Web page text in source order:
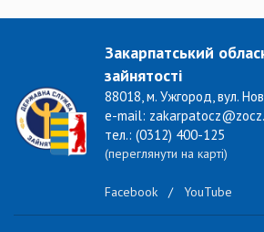
Закарпатський
зайнятості
88018, м. Ужгород, вул.
e-mail:
тел.: (0312) 400-125
(переглянути на карті)
Facebook / YouTube